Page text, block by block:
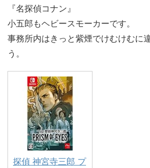
『名探偵コナン』
小五郎もヘビースモーカーです。
事務所内はきっと紫煙でけむけむに
う。
探偵 神宮寺三郎 プ